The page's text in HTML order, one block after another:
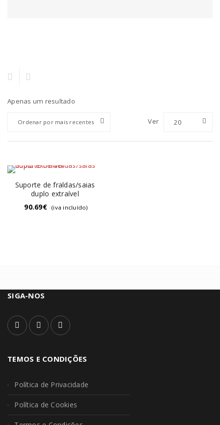
Apenas um resultado
Ordenar por mais recentes Ver 20
Suporte de fraldas/saias
duplo extraível
90.69€ (iva incluído)
SIGA-NOS
TEMOS E CONDIÇÕES
Política de Privacidade
Política de Cookies